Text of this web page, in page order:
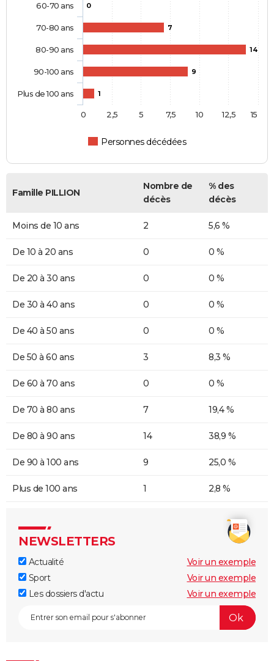
0
7
14
9
1
Personnes décédées
60-70 ans
70-80 ans
80-90 ans
90-100 ans
Plus de 100 ans
0 2,5 5 7,5 10 12,5 15
Famille PILLION
Nombre de
décès
% des
décès
Moins de 10 ans 2 5,6 %
De 10 à 20 ans 0 0 %
De 20 à 30 ans 0 0 %
De 30 à 40 ans 0 0 %
De 40 à 50 ans 0 0 %
De 50 à 60 ans 3 8,3 %
De 60 à 70 ans 0 0 %
De 70 à 80 ans 7 19,4 %
De 80 à 90 ans 14 38,9 %
De 90 à 100 ans 9 25,0 %
Plus de 100 ans 1 2,8 %
NEWSLETTERS
Actualité
Voir un exemple
Sport
Voir un exemple
Les dossiers d'actu
Voir un exemple